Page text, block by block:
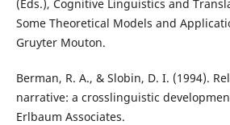
(Eds.), Cognitive Linguistics and
Some Theoretical Models and
Gruyter Mouton.
Berman, R. A., & Slobin, D. I. (1994).
narrative: a crosslinguistic
Erlbaum Associates.